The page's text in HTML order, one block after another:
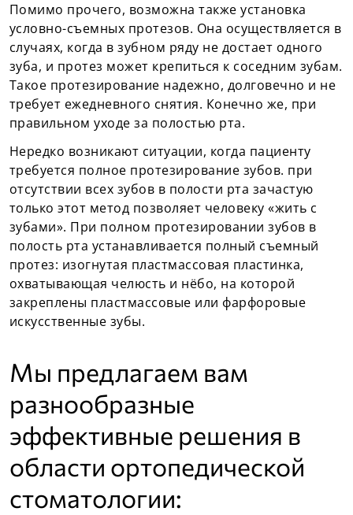
Помимо прочего, возможна также установка
условно-съемных протезов. Она осуществляется в
случаях, когда в зубном ряду не достает одного
зуба, и протез может крепиться к соседним зубам.
Такое протезирование надежно, долговечно и не
требует ежедневного снятия. Конечно же, при
правильном уходе за полостью рта.
Нередко возникают ситуации, когда пациенту
требуется полное протезирование зубов. при
отсутствии всех зубов в полости рта зачастую
только этот метод позволяет человеку «жить с
зубами». При полном протезировании зубов в
полость рта устанавливается полный съемный
протез: изогнутая пластмассовая пластинка,
охватывающая челюсть и нёбо, на которой
закреплены пластмассовые или фарфоровые
искусственные зубы.
Мы предлагаем вам
разнообразные
эффективные решения в
области ортопедической
стоматологии: